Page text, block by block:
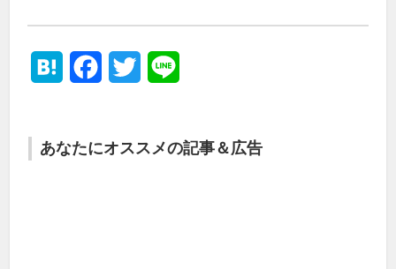
Hatena Facebook
Twitter
あなたにオススメの記事＆広告